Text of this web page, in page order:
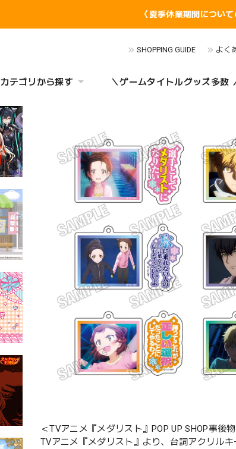
〈夏季休業期間について
SHOPPING GUIDE よく
カテゴリから探す ＼ゲームタイトルグッズ多数
＜TVアニメ『メダリスト』POP UP SHOP事後
TVアニメ『メダリスト』より、台詞アクリル